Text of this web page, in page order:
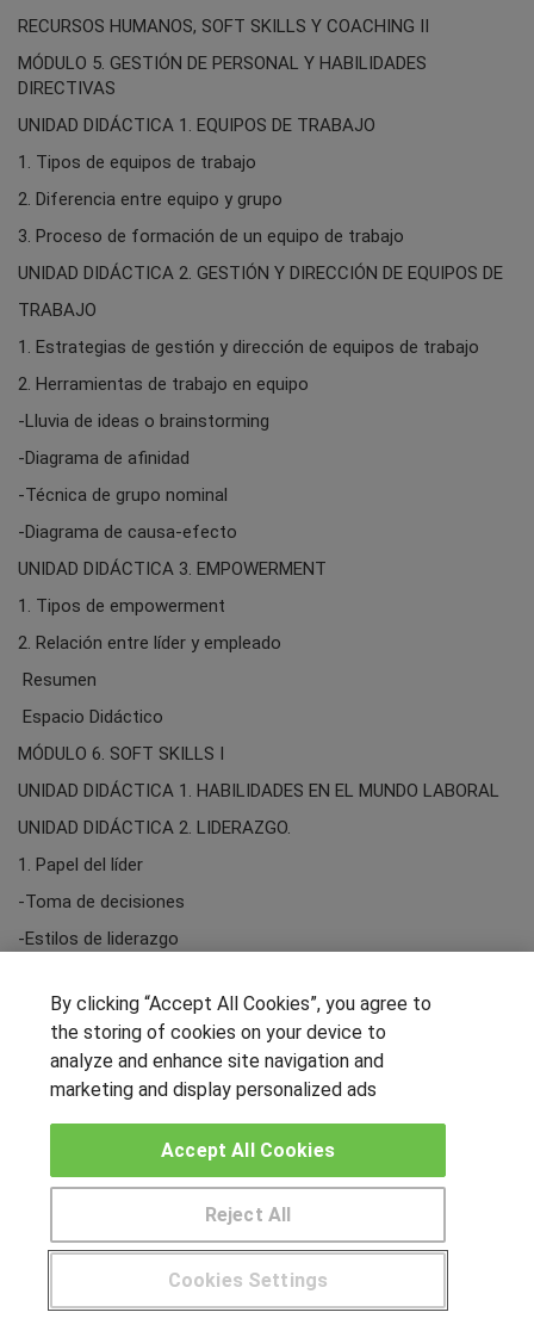
RECURSOS HUMANOS, SOFT SKILLS Y COACHING II
MÓDULO 5. GESTIÓN DE PERSONAL Y HABILIDADES
DIRECTIVAS
UNIDAD DIDÁCTICA 1. EQUIPOS DE TRABAJO
1. Tipos de equipos de trabajo
2. Diferencia entre equipo y grupo
3. Proceso de formación de un equipo de trabajo
UNIDAD DIDÁCTICA 2. GESTIÓN Y DIRECCIÓN DE EQUIPOS DE
TRABAJO
1. Estrategias de gestión y dirección de equipos de trabajo
2. Herramientas de trabajo en equipo
-Lluvia de ideas o brainstorming
-Diagrama de afinidad
-Técnica de grupo nominal
-Diagrama de causa-efecto
UNIDAD DIDÁCTICA 3. EMPOWERMENT
1. Tipos de empowerment
2. Relación entre líder y empleado
Resumen
Espacio Didáctico
MÓDULO 6. SOFT SKILLS I
UNIDAD DIDÁCTICA 1. HABILIDADES EN EL MUNDO LABORAL
UNIDAD DIDÁCTICA 2. LIDERAZGO.
1. Papel del líder
-Toma de decisiones
-Estilos de liderazgo
1. Valores del trabajo en equipo
-Fases y comportamiento grupal
UNIDAD DIDÁCTICA 4. GESTIÓN DEL TIEMPO
1. Principios y leyes sobre el tiempo
2. Modelo de las 5S
UNIDAD DIDÁCTICA 6. FLEXIBILIDAD
1. Flexibilidad y productividad
Pide más información al centro
¿Tienes alguna duda? 900 264 357
By clicking “Accept All Cookies”, you agree to
the storing of cookies on your device to
analyze and enhance site navigation and
marketing and display personalized ads
Cookies Settings
Reject All
Accept All Cookies